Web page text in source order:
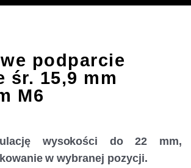
podparcie
śr. 15,9 mm
M6
wysokości do 22 mm,
w wybranej pozycji.